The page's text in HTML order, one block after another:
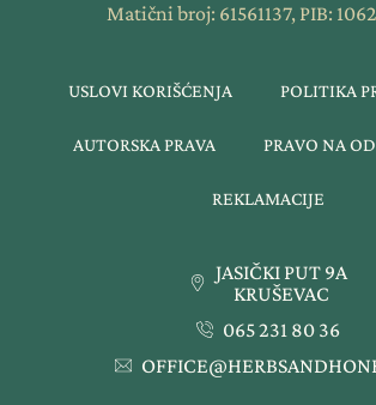
Matični broj: 61561137, PIB:
USLOVI KORIŠĆENJA POLITIKA
AUTORSKA PRAVA PRAVO NA
REKLAMACIJE
JASIČKI PUT 9A
KRUŠEVAC
065 231 80 36